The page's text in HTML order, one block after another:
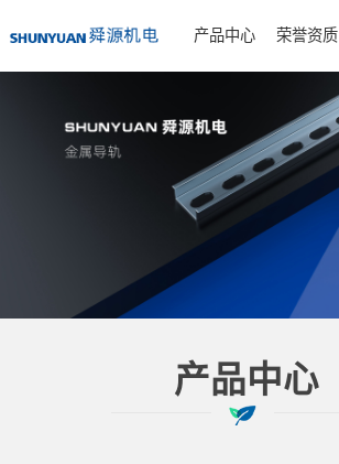
产品中心 荣誉资质
产品中心